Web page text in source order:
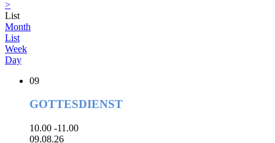
>
List
Month
List
Week
Day
09
GOTTESDIENST
10.00 -11.00
09.08.26